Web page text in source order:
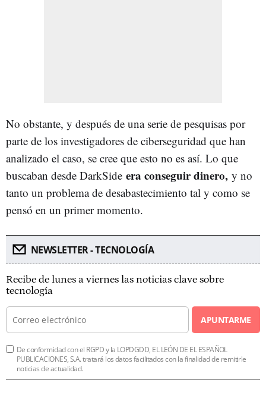
No obstante, y después de una serie de pesquisas por
parte de los investigadores de ciberseguridad que han
analizado el caso, se cree que esto no es así. Lo que
buscaban desde DarkSide era conseguir dinero, y no
tanto un problema de desabastecimiento tal y como se
pensó en un primer momento.
NEWSLETTER - TECNOLOGÍA
Recibe de lunes a viernes las noticias clave sobre
tecnología
APUNTARME
De conformidad con el RGPD y la LOPDGDD, EL LEÓN DE EL ESPAÑOL
PUBLICACIONES, S.A. tratará los datos facilitados con la finalidad de remitirle
noticias de actualidad.